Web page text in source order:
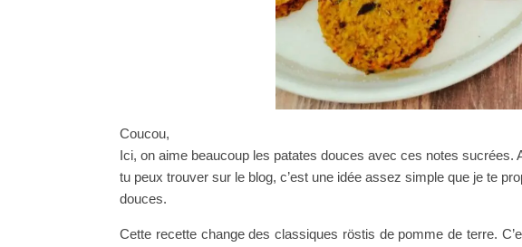
Coucou,
Ici, on aime beaucoup les patates douces avec ces notes sucrées.
tu peux trouver sur le blog, c’est une idée assez simple que je te
douces.
Cette recette change des classiques röstis de pomme de terre.